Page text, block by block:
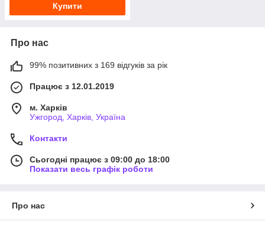
Купити
Про нас
99% позитивних з 169 відгуків за рік
Працює з 12.01.2019
м. Харків
Ужгород, Харків, Україна
Контакти
Сьогодні працює з 09:00 до 18:00
Показати весь графік роботи
Про нас